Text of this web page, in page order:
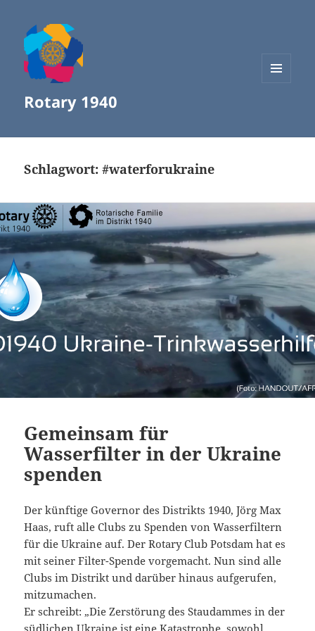
Rotary 1940
Schlagwort:#waterforukraine
Gemeinsam für
Wasserfilter in der Ukraine
spenden
Der künftige Governor des Distrikts 1940, Jörg Max
Haas, ruft alle Clubs zu Spenden von Wasserfiltern
für die Ukraine auf. Der Rotary Club Potsdam hat es
mit seiner Filter-Spende vorgemacht. Nun sind alle
Clubs im Distrikt und darüber hinaus aufgerufen,
mitzumachen.
Er schreibt: „Die Zerstörung des Staudammes in der
südlichen Ukraine ist eine Katastrophe, sowohl